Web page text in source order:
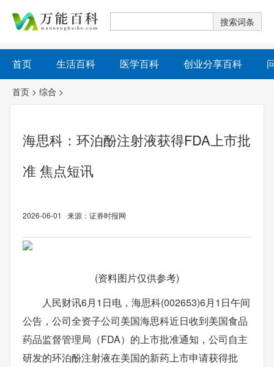
首页 生活百科 医学百科 创业分享百科
首页 > 综合 >
海思科：环泊酚注射液获得FDA上市批
准 焦点短讯
2026-06-01 来源：证券时报网
(资料图片仅供参考)
人民财讯6月1日电，海思科(002653)6月1日午间
公告，公司全资子公司美国海思科近日收到美国食品
药品监督管理局（FDA）的上市批准通知，公司自主
研发的环泊酚注射液在美国的新药上市申请获得批